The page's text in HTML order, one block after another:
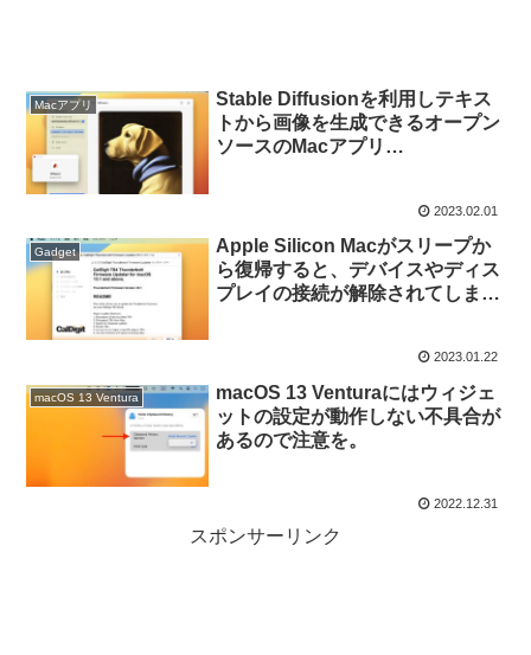
Macアプリ
Stable Diffusionを利用しテキス
トから画像を生成できるオープン
ソースのMacアプリ
2023.02.01
Gadget
Apple Silicon Macがスリープか
ら復帰すると、デバイスやディス
プレイの接続が解除されてしまう
のファームウェア・アップデート
が公開。
2023.01.22
macOS 13 Ventura
macOS 13 Venturaにはウィジェ
ットの設定が動作しない不具合が
あるので注意を。
2022.12.31
スポンサーリンク